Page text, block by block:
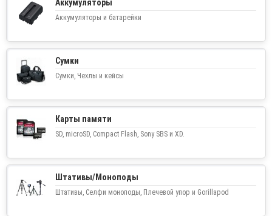
Аккумуляторы
Аккумуляторы и батарейки
Сумки
Сумки, Чехлы и кейсы
Карты памяти
SD, microSD, Compact Flash, Sony SBS и XD.
Штативы/Моноподы
Штативы, Селфи моноподы, Плечевой упор и Gorillapod